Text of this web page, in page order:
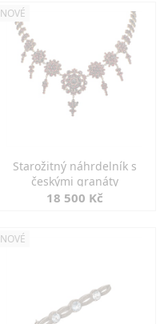
NOVÉ
Starožitný náhrdelník s
českými granáty
18 500 Kč
NOVÉ